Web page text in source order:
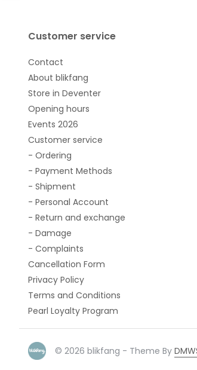
Customer service
Contact
About blikfang
Store in Deventer
Opening hours
Events 2026
Customer service
- Ordering
- Payment Methods
- Shipment
- Personal Account
- Return and exchange
- Damage
- Complaints
Cancellation Form
Privacy Policy
Terms and Conditions
Pearl Loyalty Program
© 2026 blikfang - Theme By